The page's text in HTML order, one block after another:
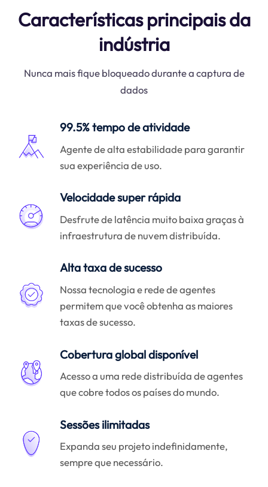
Características principais da
indústria
Nunca mais fique bloqueado durante a captura de
dados
99.5% tempo de atividade
Agente de alta estabilidade para garantir
sua experiência de uso.
Velocidade super rápida
Desfrute de latência muito baixa graças à
infraestrutura de nuvem distribuída.
Alta taxa de sucesso
Nossa tecnologia e rede de agentes
permitem que você obtenha as maiores
taxas de sucesso.
Cobertura global disponível
Acesso a uma rede distribuída de agentes
que cobre todos os países do mundo.
Sessões ilimitadas
Expanda seu projeto indefinidamente,
sempre que necessário.